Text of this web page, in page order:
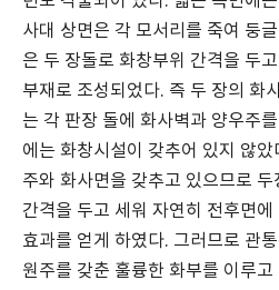
사대 상면은 각 모서리를 죽여 둥
은 두 장돌로 화창부위 간격을 두
부재로 조성되었다. 즉 두 장의 화
는 각 판장 돌에 화사벽과 양우주
에는 화창시설이 갖추어 있지 않
주와 화사면을 갖추고 있으므로 두
간격을 두고 세워 자연히 전후면
효과를 얻게 하였다. 그러므로 관
원주를 갖춘 훌륭한 화부를 이루